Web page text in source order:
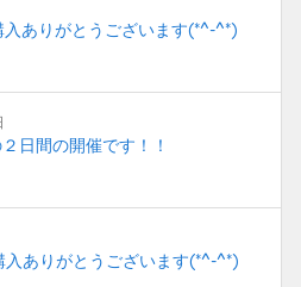
ありがとうございます(*^-^*)
日間の開催です！！
ありがとうございます(*^-^*)